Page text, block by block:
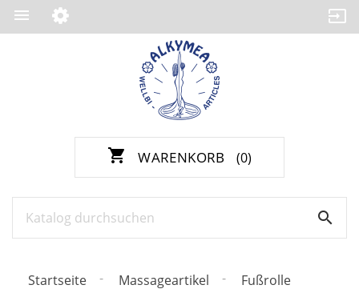

shopping_cart WARENKORB (0)

Startseite Massageartikel Fußrolle